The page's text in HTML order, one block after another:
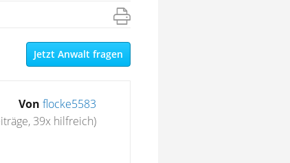
Jetzt Anwalt fragen
Von flocke5583
39x hilfreich)